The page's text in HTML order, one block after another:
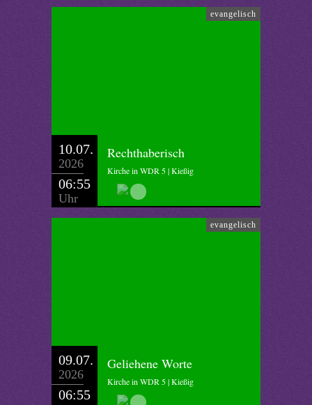
evangelisch
10.07.
2026
06:55
Uhr
Rechthaberisch
Kirche in WDR 5 | Kießig
evangelisch
09.07.
2026
06:55
Geliehene Worte
Kirche in WDR 5 | Kießig